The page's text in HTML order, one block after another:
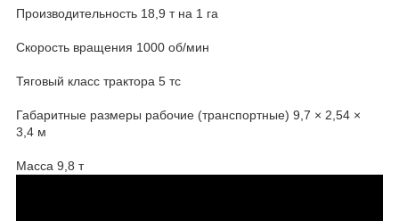
Производительность 18,9 т на 1 га
Скорость вращения 1000 об/мин
Тяговый класс трактора 5 тс
Габаритные размеры рабочие (транспортные) 9,7 × 2,54 ×
3,4 м
Масса 9,8 т